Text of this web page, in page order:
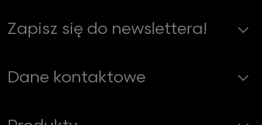
Zapisz się do newslettera!
Dane kontaktowe